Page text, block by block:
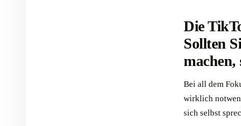
Die
Sollten
machen,
Bei all dem
wirklich
sich selbst